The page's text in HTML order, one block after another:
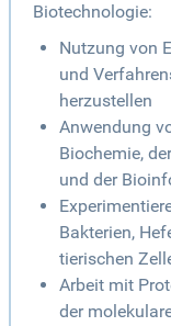
Biotechnologie:
Nutzung von
und
herzustellen
Anwendung
Biochemie,
und der
Bakterien,
tierischen
Arbeit mit
der